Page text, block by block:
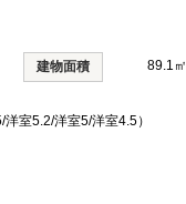
建物面積 89.1㎡
室5.2/洋室5/洋室4.5）